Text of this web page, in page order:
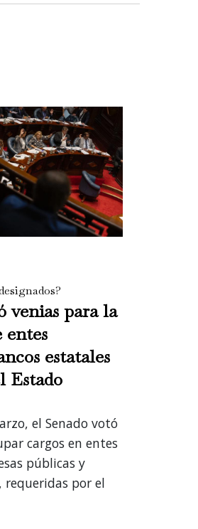
venias para la
entes
estatales
Estado
el Senado votó
cargos en entes
públicas y
requeridas por el